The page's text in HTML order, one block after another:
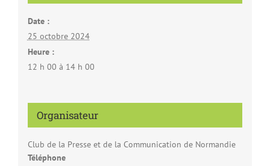
Date :
25 octobre 2024
Heure :
12 h 00 à 14 h 00
Organisateur
Club de la Presse et de la Communication de Normandie
Téléphone